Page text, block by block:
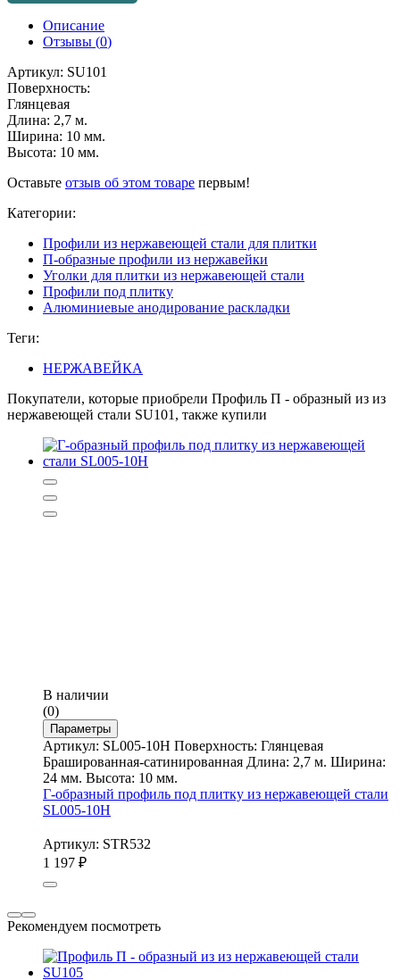
Описание
Отзывы (0)
Артикул: SU101
Поверхность:
Глянцевая
Длина: 2,7 м.
Ширина: 10 мм.
Высота: 10 мм.
Оставьте отзыв об этом товаре первым!
Категории:
Профили из нержавеющей стали для плитки
П-образные профили из нержавейки
Уголки для плитки из нержавеющей стали
Профили под плитку
Алюминиевые анодирование раскладки
Теги:
НЕРЖАВЕЙКА
Покупатели, которые приобрели Профиль П - образный из из
нержавеющей стали SU101, также купили
В наличии
(0)
Параметры
Артикул: SL005-10H Поверхность: Глянцевая
Брашированная-сатинированная Длина: 2,7 м. Ширина:
24 мм. Высота: 10 мм.
Г-образный профиль под плитку из нержавеющей стали
SL005-10H
Артикул: STR532
1 197 ₽
Рекомендуем посмотреть